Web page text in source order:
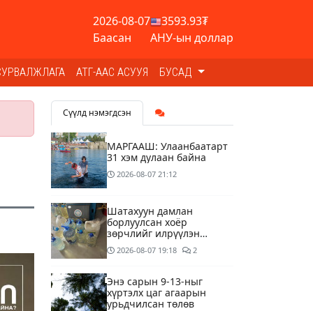
2026-08-07
Баасан
3593.93₮
АНУ-ын доллар
АТГ-ААС АСУУЯ БУСАД
Сүүлд нэмэгдсэн
МАРГААШ: Улаанбаатарт
31 хэм дулаан байна
2026-08-07 21:12
Шатахуун дамлан
борлуулсан хоёр
зөрчлийг илрүүлэн
шалгаж байна
2026-08-07 19:18 2
Энэ сарын 9-13-ныг
хүртэлх цаг агаарын
урьдчилсан төлөв